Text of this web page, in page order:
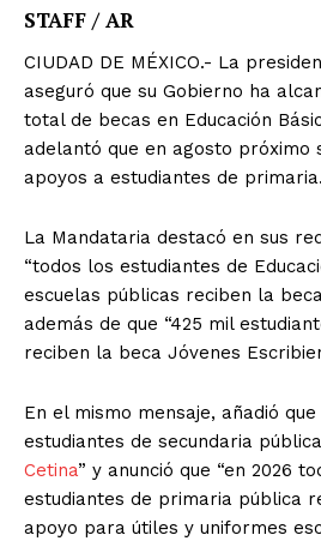
STAFF / AR
CIUDAD DE MÉXICO.- La
aseguró que su Gobierno ha
total de becas en Educación
adelantó que en agosto próximo
apoyos a estudiantes de primaria.
La Mandataria destacó en sus
“todos los estudiantes de
escuelas públicas reciben la
además de que “425 mil
reciben la beca Jóvenes
En el mismo mensaje, añadió
estudiantes de secundaria
Cetina” y anunció que “en 2026
estudiantes de primaria pública
apoyo para útiles y uniformes